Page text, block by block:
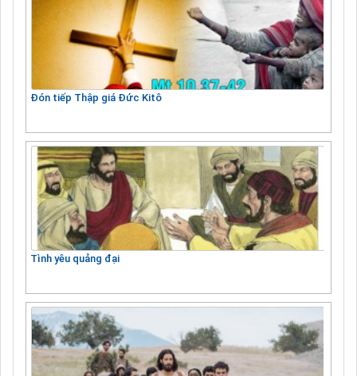
Đón tiếp Thập giá Đức Kitô
Tình yêu quảng đại